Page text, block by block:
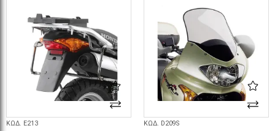
ΚΩΔ. E213 ΚΩΔ. D209S